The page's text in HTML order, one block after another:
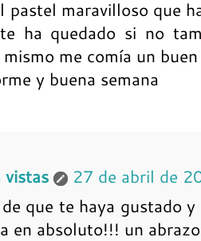
pastel maravilloso que
ha quedado si no
me comía un
y buena semana
vistas
27 de abril de
que te haya gustado
en absoluto!!! un